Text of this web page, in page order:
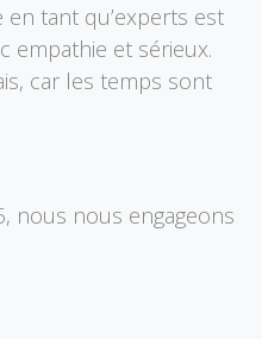
tant qu’experts est
empathie et sérieux.
car les temps sont
nous nous engageons